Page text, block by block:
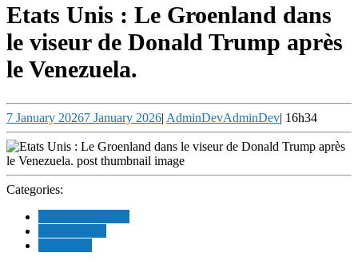
Etats Unis : Le Groenland dans
le viseur de Donald Trump après
le Venezuela.
7 January 20267 January 2026| AdminDevAdminDev| 16h34
Categories: